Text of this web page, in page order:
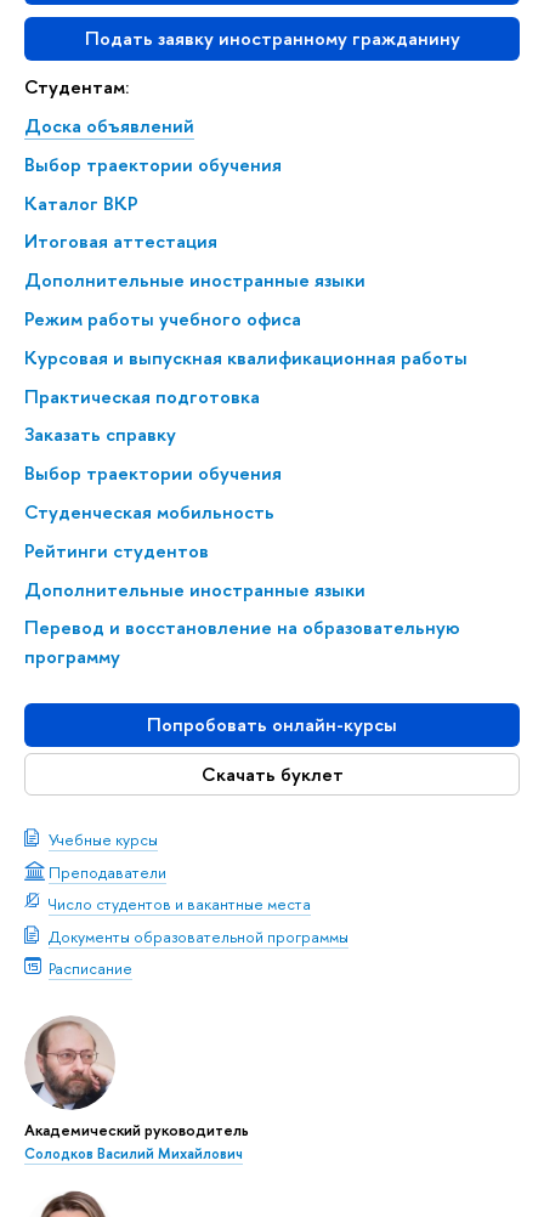
Подать заявку иностранному гражданину
Студентам:
Доска объявлений
Выбор траектории обучения
Каталог ВКР
Итоговая аттестация
Дополнительные иностранные языки
Режим работы учебного офиса
Курсовая и выпускная квалификационная работы
Практическая подготовка
Заказать справку
Выбор траектории обучения
Студенческая мобильность
Рейтинги студентов
Дополнительные иностранные языки
Перевод и восстановление на образовательную
программу
Попробовать онлайн-курсы
Скачать буклет
Учебные курсы
Преподаватели
Число студентов и вакантные места
Документы образовательной программы
Расписание
Академический руководитель
Солодков Василий Михайлович